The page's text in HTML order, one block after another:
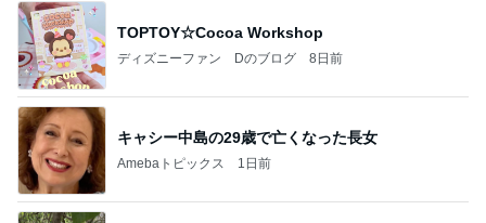
TOPTOY☆Cocoa Workshop
ディズニーファン Dのブログ 8日前
キャシー中島の29歳で亡くなった長女
Amebaトピックス 1日前